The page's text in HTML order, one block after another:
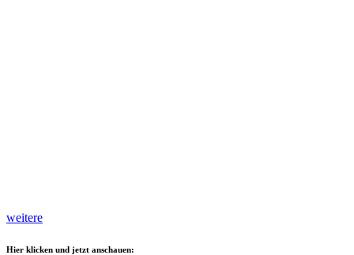
weitere
Hier klicken und jetzt anschauen: